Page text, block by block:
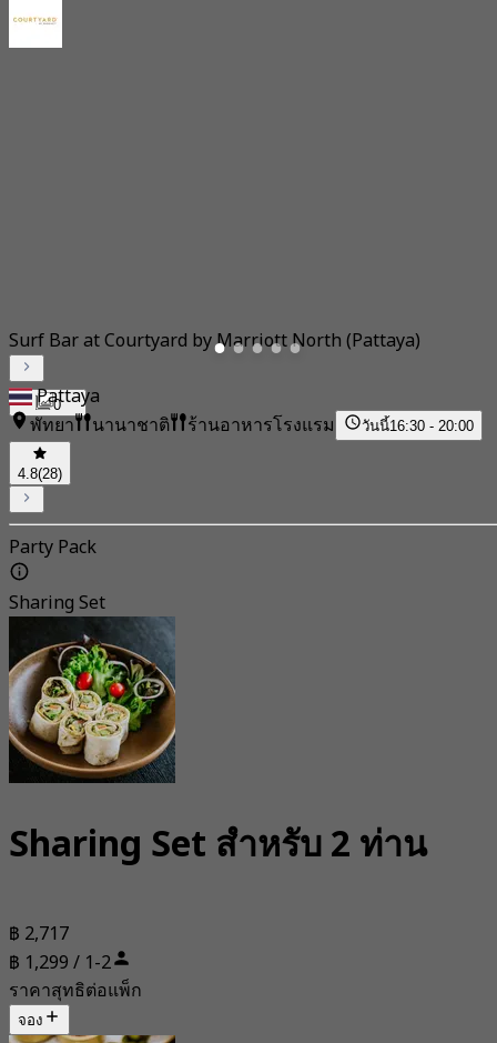
0
Surf Bar at Courtyard by Marriott North (Pattaya)
Pattaya
พัทยา
นานาชาติ ร้านอาหารโรงแรม วันนี้16:30 - 20:00
4.8(28)
Party Pack
Sharing Set
Sharing Set สำหรับ 2 ท่าน
฿ 2,717
฿ 1,299 / 1-2
ราคาสุทธิต่อแพ็ก
จอง